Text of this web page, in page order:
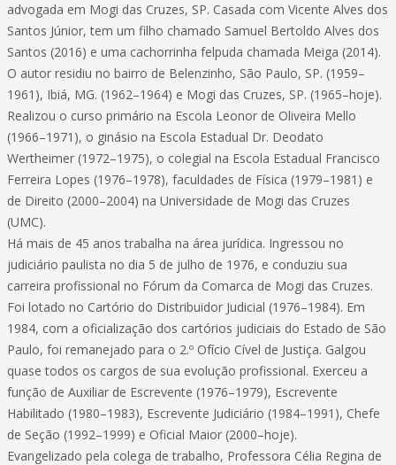
advogada em Mogi das Cruzes, SP. Casada com Vicente Alves dos
Santos Júnior, tem um filho chamado Samuel Bertoldo Alves dos
Santos (2016) e uma cachorrinha felpuda chamada Meiga (2014).
O autor residiu no bairro de Belenzinho, São Paulo, SP. (1959–
1961), Ibiá, MG. (1962–1964) e Mogi das Cruzes, SP. (1965–hoje).
Realizou o curso primário na Escola Leonor de Oliveira Mello
(1966–1971), o ginásio na Escola Estadual Dr. Deodato
Wertheimer (1972–1975), o colegial na Escola Estadual Francisco
Ferreira Lopes (1976–1978), faculdades de Física (1979–1981) e
de Direito (2000–2004) na Universidade de Mogi das Cruzes
(UMC).
Há mais de 45 anos trabalha na área jurídica. Ingressou no
judiciário paulista no dia 5 de julho de 1976, e conduziu sua
carreira profissional no Fórum da Comarca de Mogi das Cruzes.
Foi lotado no Cartório do Distribuidor Judicial (1976–1984). Em
1984, com a oficialização dos cartórios judiciais do Estado de São
Paulo, foi remanejado para o 2.º Ofício Cível de Justiça. Galgou
quase todos os cargos de sua evolução profissional. Exerceu a
função de Auxiliar de Escrevente (1976–1979), Escrevente
Habilitado (1980–1983), Escrevente Judiciário (1984–1991), Chefe
de Seção (1992–1999) e Oficial Maior (2000–hoje).
Evangelizado pela colega de trabalho, Professora Célia Regina de